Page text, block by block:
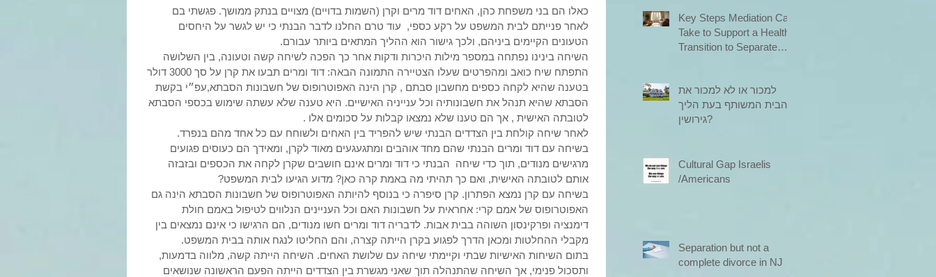
כאלו הם בני משפחת כהן, האחים דוד מרים וקרן (השמות בדויים) מצויים בנתק ממושך. פגשתי בם
לאחר פנייתם לבית המשפט על רקע כספי,  עוד טרם החלנו לדבר הבנתי כי יש לגשר על היחסים
הטעונים הקיימים ביניהם, ולכך גישור הוא ההליך המתאים ביותר עבורם.
השיחה בינינו נפתחה במספר מילות היכרות ודקות אחר כך הפכה לשיחה קשה וטעונה, בין השלושה
התפתח שיח כואב ומהפרטים שעלו הצטיירה התמונה הבאה: דוד ומרים תבעו את קרן על סך 3000 דולר
בטענה שהיא לקחה כספים מחשבון סבתם , קרן הינה האפוטרופוס של חשבונות הסבתא,עפ״י בקשת
הסבתא שהיא תנהל את חשבונותיה וכל ענייניה האישיים. היא טענה שלא עשתה שימוש בכספי הסבתא
לטובתה האישית , אך הם טענו שלא נמצאו קבלות על סכומים אלו .
לאחר שיחה קולחת בין הצדדים הבנתי שיש להפריד בין האחים ולשוחח עם כל אחד מהם בנפרד.
בשיחה עם דוד ומרים הבנתי שהם מחד אוהבים ומתגעגעים מאוד לקרן, ומאידך הם כעוסים פגועים
מרגישים מנודים, תוך כדי שיחה  הבנתי כי דוד ומרים אינם חושבים שקרן לקחה את הכספים ובזבזה
אותם לטובתה האישית, ואם כך תהיתי מה באמת קרה כאן? מדוע הגיעו לבית המשפט?
בשיחה עם קרן נמצא הפתרון. קרן סיפרה כי בנוסף להיותה האפוטרופוס של חשבונות הסבתא הינה גם
האפוטרופוס של אמם קרי: אחראית על חשבונות האם וכל העניינים הנלווים לטיפול באמם חולת
דימנציה ופרקינסון השוהה בבית אבות. לדבריה דוד ומרים חשו מנודים, הם הרגישו כי אינם נמצאים בין
מקבלי ההחלטות ומכאן הדרך לפגוע בקרן הייתה קצרה, והם החליטו לנגח אותה בבית המשפט.
בתום השיחות האישיות שבתי וקיימתי שיחה עם שלושת האחים. השיחה הייתה קשה, מלווה בדמעות,
ותסכול פנימי, אך השיחה שהתנהלה תוך שאני מגשרת בין הצדדים הייתה הפעם הראשונה שנושאים
Key Steps Mediation Can
Take to Support a Healthy
Transition to Separate
למכור או לא למכור את
הבית המשותף בעת הליך
גירושין?
Cultural Gap Israelis
/Americans
Separation but not a
complete divorce in NJ